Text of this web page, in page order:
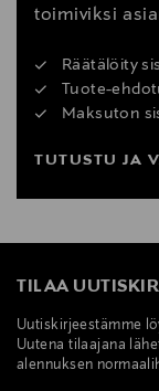
toimiviksi
Räätälöity
Tuote-
Maksuton
TUTUSTU JA
TILAA
Uutiskirjeestämme
Uutena tilaajana
alennuksen